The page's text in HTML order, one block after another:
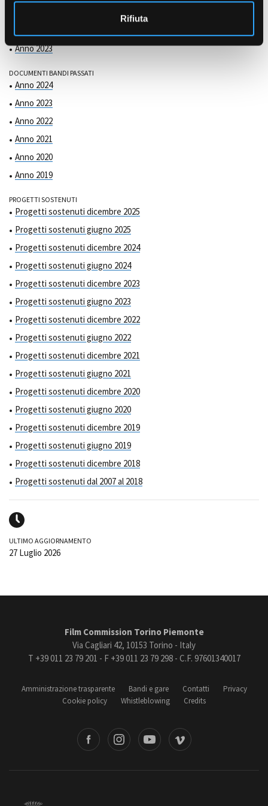
Rifiuta
Anno 2023
DOCUMENTI BANDI PASSATI
Anno 2024
Anno 2023
Anno 2022
Anno 2021
Anno 2020
Anno 2019
PROGETTI SOSTENUTI
Progetti sostenuti dicembre 2025
Progetti sostenuti giugno 2025
Progetti sostenuti dicembre 2024
Progetti sostenuti giugno 2024
Progetti sostenuti dicembre 2023
Progetti sostenuti giugno 2023
Progetti sostenuti dicembre 2022
Progetti sostenuti giugno 2022
Progetti sostenuti dicembre 2021
Progetti sostenuti giugno 2021
Progetti sostenuti dicembre 2020
Progetti sostenuti giugno 2020
Progetti sostenuti dicembre 2019
Progetti sostenuti giugno 2019
Progetti sostenuti dicembre 2018
Progetti sostenuti dal 2007 al 2018
ULTIMO AGGIORNAMENTO
27 Luglio 2026
Film Commission Torino Piemonte
Via Cagliari 42, 10153 Torino - Italy
T +39 011 23 79 201 - F +39 011 23 79 298 - C.F. 97601340017
Amministrazione trasparente Bandi e gare Contatti
Privacy
Cookie policy
Whistleblowing Credits
Vimeo